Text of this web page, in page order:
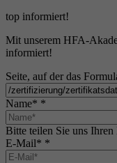
top informiert!
Mit unserem HFA-
informiert!
Seite, auf der das
Name* *
Bitte teilen Sie uns Ihren
E-Mail* *